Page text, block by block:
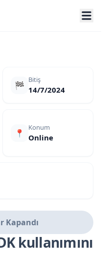
🏁
Bitiş
14/7/2024
📍
Konum
Online
Kapandı
kullanımını